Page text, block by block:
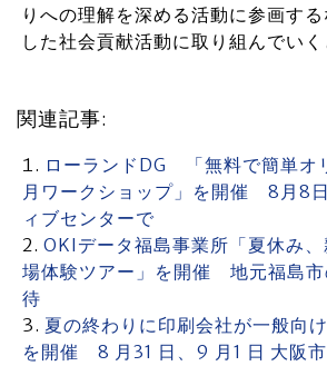
りへの理解を深める活動に参画す
した社会貢献活動に取り組んでいく
関連記事:
ローランドDG 「無料で簡単オ
月ワークショップ」を開催 8月8
ィブセンターで
OKIデータ福島事業所「夏休み
場体験ツアー」を開催 地元福島市
待
夏の終わりに印刷会社が一般向
を開催 8 月31 日、9 月1 日 大阪